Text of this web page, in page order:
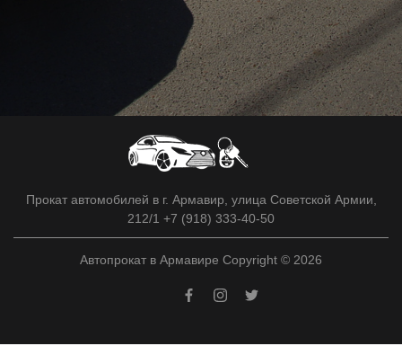
Прокат автомобилей в г. Армавир, улица Советской Армии,
212/1 +7 (918) 333-40-50
Автопрокат в Армавире Copyright © 2026